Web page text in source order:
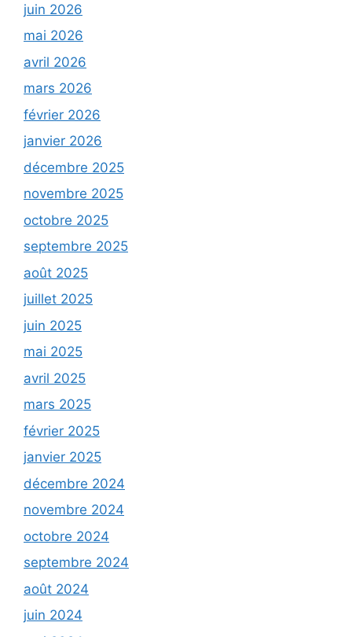
juin 2026
mai 2026
avril 2026
mars 2026
février 2026
janvier 2026
décembre 2025
novembre 2025
octobre 2025
septembre 2025
août 2025
juillet 2025
juin 2025
mai 2025
avril 2025
mars 2025
février 2025
janvier 2025
décembre 2024
novembre 2024
octobre 2024
septembre 2024
août 2024
juin 2024